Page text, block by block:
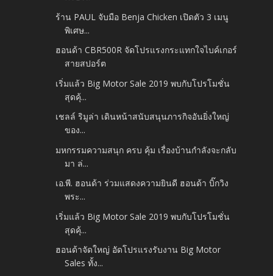
ร้าน PAUL จับมือ Benja Chicken เปิดตัว 3 เมนู
พิเศษ...
ฮอนด้า CBR500R จัดโปรแรงกระแทกใจไบค์เกอร์
สายสปอร์ต
เริ่มแล้ว Big Motor Sale 2019 พบกับโปรโมชั่น
สุดคุ้...
เชลล์ ริมูล่า เดินหน้าสนับสนุนภารกิจอันยิ่งใหญ่
ของ...
มหกรรมความสนุก ครบ คุ้ม เรื่องบ้านกำลังจะกลับ
มา ล่...
เอ.พี. ฮอนด้า ร่วมแสดงความยินดี ฮอนด้า บิ๊กวิง
พระ...
เริ่มแล้ว Big Motor Sale 2019 พบกับโปรโมชั่น
สุดคุ้...
ฮอนด้าจัดใหญ่ อัดโปรแรงรับงาน Big Motor
Sales ทั้ง...